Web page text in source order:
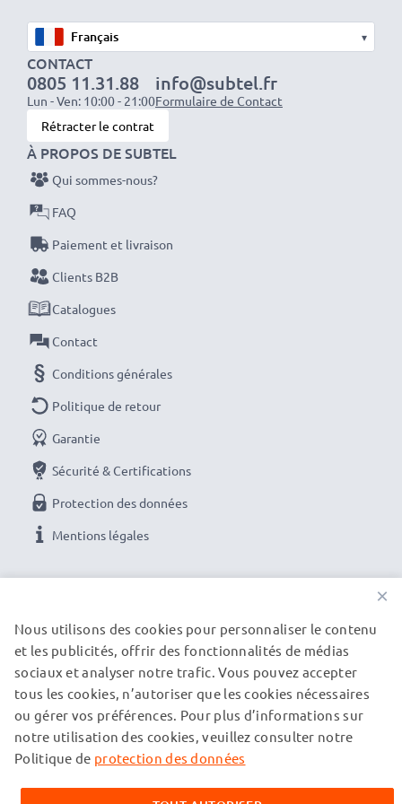
✔ Protège votre objectif contre les chocs, les chutes,
la pluie et la poussière
Caractéristiques :
Diamètre:Ø 77mm
Matériau:Plastique
Forme:Fleur / Tulipe / Pétale
Des couleurs et des détails photo brillants avec ce
Fleur / Tulipe / Pétale Baïonnette Pare-soleil de
livraison rapide et une garantie de 3 ans !
▾
CONTACT
0805 11.31.88
Lun - Ven: 10:00 - 21:00
info@subtel.fr
Formulaire de Contact
Rétracter le contrat
À PROPOS DE SUBTEL
Qui sommes-nous?
FAQ
Paiement et livraison
Clients B2B
Catalogues
Contact
Conditions générales
Politique de retour
Garantie
Sécurité & Certifications
Protection des données
Mentions légales
NOS PARTENAIRES DE LIVRAISON
© subtel.fr 2026
Tous les prix incluent la TVA et excluent les frais de port.
Veuillez noter que toutes les marques citées sont des
mentionnées sur nos pages web uniquement pour fournir des
×
Nous utilisons des cookies pour personnaliser le contenu
et les publicités, offrir des fonctionnalités de médias
sociaux et analyser notre trafic. Vous pouvez accepter
tous les cookies, n’autoriser que les cookies nécessaires
ou gérer vos préférences. Pour plus d’informations sur
notre utilisation des cookies, veuillez consulter notre
Politique de protection des données